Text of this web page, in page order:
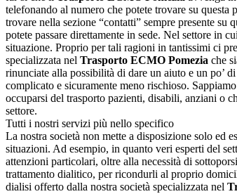
telefonando al numero che potete trovare su
trovare nella sezione “contatti” sempre presente
potete passare direttamente in sede. Nel settore in
situazione. Proprio per tali ragioni in tantissimi ci
specializzata nel Trasporto ECMO Pomezia che
rinunciate alla possibilità di dare un aiuto e un po’
complicato e sicuramente meno rischioso.
occuparsi del trasporto pazienti, disabili, anziani o
settore.
Tutti i nostri servizi più nello specifico
La nostra società non mette a disposizione solo ed
situazioni. Ad esempio, in quanto veri esperti del
attenzioni particolari, oltre alla necessità di
trattamento dialitico, per ricondurli al proprio
dialisi offerto dalla nostra società specializzata nel